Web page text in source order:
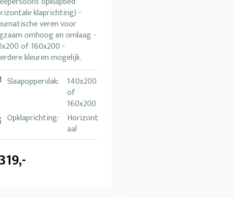
klaprichting) -
veren voor
omhoog en omlaag -
of 160x200 -
kleuren mogelijk.
Slaapoppervlak:
140x200
of
160x200
Opklaprichting:
Horizont
aal